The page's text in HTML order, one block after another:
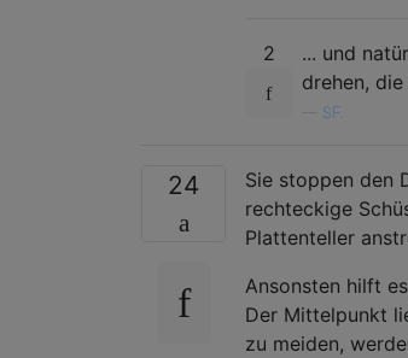
2
... und
drehen,
SF.
24
Sie stoppen den
rechteckige
Plattenteller
Ansonsten hilft
Der Mittelpunkt
zu meiden,